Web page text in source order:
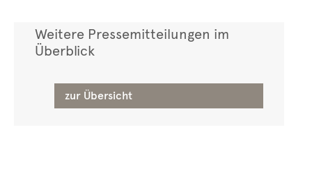
Weitere Pressemitteilungen im
Überblick
zur Übersicht